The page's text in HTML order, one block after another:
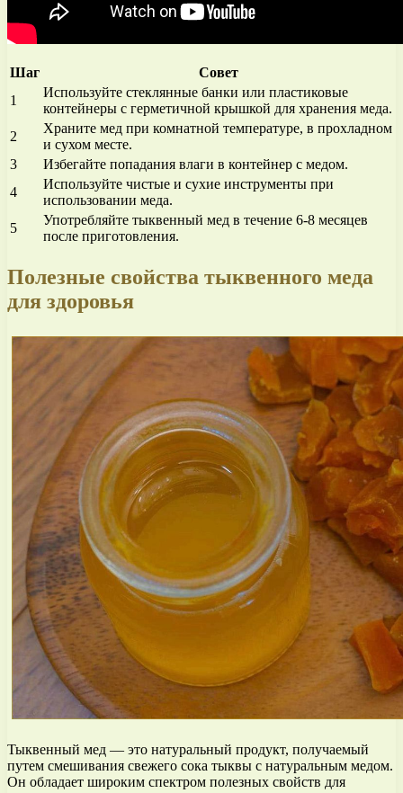
Шаг
Совет
1
Используйте стеклянные банки или пластиковые
контейнеры с герметичной крышкой для хранения меда.
2
Храните мед при комнатной температуре, в прохладном
и сухом месте.
3
Избегайте попадания влаги в контейнер с медом.
4
Используйте чистые и сухие инструменты при
использовании меда.
5
Употребляйте тыквенный мед в течение 6-8 месяцев
после приготовления.
Полезные свойства тыквенного меда
для здоровья
Тыквенный мед — это натуральный продукт, получаемый
путем смешивания свежего сока тыквы с натуральным медом.
Он обладает широким спектром полезных свойств для